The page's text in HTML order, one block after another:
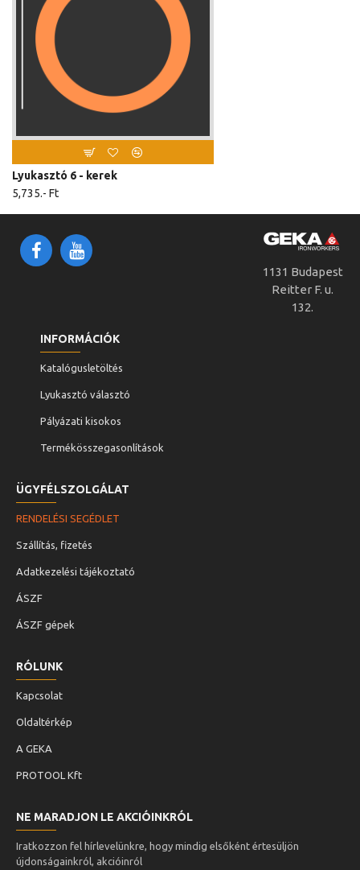
Lyukasztó 6 - kerek
5,735.- Ft
1131 Budapest
Reitter F. u.
132.
INFORMÁCIÓK
Katalógusletöltés
Lyukasztó választó
Pályázati kisokos
Termékösszegasonlítások
ÜGYFÉLSZOLGÁLAT
RENDELÉSI SEGÉDLET
Szállítás, fizetés
Adatkezelési tájékoztató
ÁSZF
ÁSZF gépek
RÓLUNK
Kapcsolat
Oldaltérkép
A GEKA
PROTOOL Kft
NE MARADJON LE AKCIÓINKRÓL
Iratkozzon fel hírlevelünkre, hogy mindig elsőként értesüljön
újdonságainkról, akcióinról